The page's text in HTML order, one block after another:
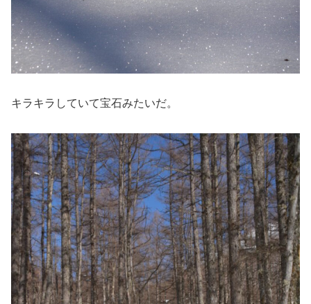
キラキラしていて宝石みたいだ。